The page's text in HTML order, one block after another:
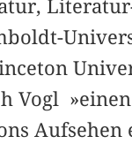
Vogl
Aufsehen